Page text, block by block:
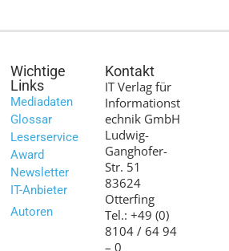
Wichtige
Links
Mediadaten
Glossar
Leserservice
Award
Newsletter
IT-Anbieter
Autoren
Kontakt
IT Verlag für
Informationst
echnik GmbH
Ludwig-
Ganghofer-
Str. 51
83624
Otterfing
Tel.: +49 (0)
8104 / 64 94
– 0